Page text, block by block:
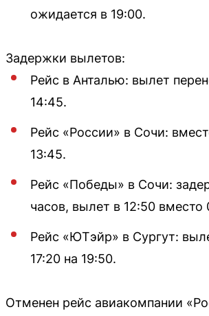
ожидается в 19:00.
Задержки вылетов:
Рейс в Анталью: вылет
14:45.
Рейс «России» в Сочи:
13:45.
Рейс «Победы» в Сочи:
часов, вылет в 12:50 вместо
Рейс «ЮТэйр» в Сургут:
17:20 на 19:50.
Отменен рейс авиакомпании